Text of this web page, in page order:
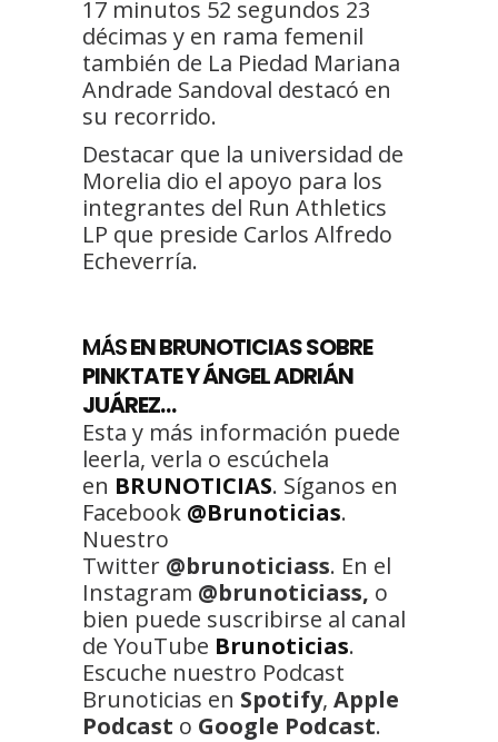
17 minutos 52 segundos 23
décimas y en rama femenil
también de La Piedad Mariana
Andrade Sandoval destacó en
su recorrido.
Destacar que la universidad de
Morelia dio el apoyo para los
integrantes del Run Athletics
LP que preside Carlos Alfredo
Echeverría.
MÁSEN BRUNOTICIAS SOBRE
PINKTATE Y ÁNGEL ADRIÁN
JUÁREZ…
Esta y más información puede
leerla, verla o escúchela
en BRUNOTICIAS. Síganos en
Facebook @Brunoticias.
Nuestro
Twitter @brunoticiass. En el
Instagram @brunoticiass, o
bien puede suscribirse al canal
de YouTube Brunoticias.
Escuche nuestro Podcast
Brunoticias en Spotify, Apple
Podcast o Google Podcast.